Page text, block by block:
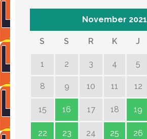
November 2021
S S R K J
1 2 3 4 5
8 9 10 11 12
15 16 17 18 19
22 23 24 25 26